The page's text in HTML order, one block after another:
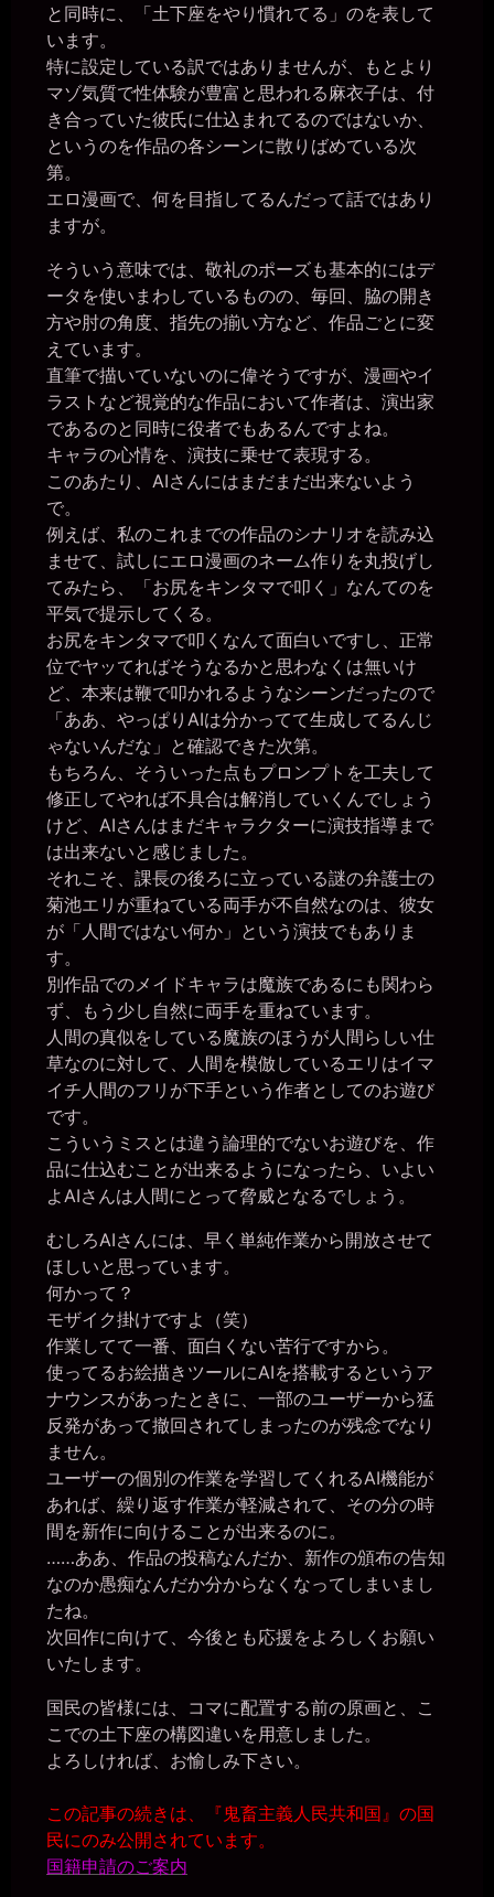
と同時に、「土下座をやり慣れてる」のを表して
います。
特に設定している訳ではありませんが、もとより
マゾ気質で性体験が豊富と思われる麻衣子は、付
き合っていた彼氏に仕込まれてるのではないか、
というのを作品の各シーンに散りばめている次
第。
エロ漫画で、何を目指してるんだって話ではあり
ますが。
そういう意味では、敬礼のポーズも基本的にはデ
ータを使いまわしているものの、毎回、脇の開き
方や肘の角度、指先の揃い方など、作品ごとに変
えています。
直筆で描いていないのに偉そうですが、漫画やイ
ラストなど視覚的な作品において作者は、演出家
であるのと同時に役者でもあるんですよね。
キャラの心情を、演技に乗せて表現する。
このあたり、AIさんにはまだまだ出来ないよう
で。
例えば、私のこれまでの作品のシナリオを読み込
ませて、試しにエロ漫画のネーム作りを丸投げし
てみたら、「お尻をキンタマで叩く」なんてのを
平気で提示してくる。
お尻をキンタマで叩くなんて面白いですし、正常
位でヤッてればそうなるかと思わなくは無いけ
ど、本来は鞭で叩かれるようなシーンだったので
「ああ、やっぱりAIは分かってて生成してるんじ
ゃないんだな」と確認できた次第。
もちろん、そういった点もプロンプトを工夫して
修正してやれば不具合は解消していくんでしょう
けど、AIさんはまだキャラクターに演技指導まで
は出来ないと感じました。
それこそ、課長の後ろに立っている謎の弁護士の
菊池エリが重ねている両手が不自然なのは、彼女
が「人間ではない何か」という演技でもありま
す。
別作品でのメイドキャラは魔族であるにも関わら
ず、もう少し自然に両手を重ねています。
人間の真似をしている魔族のほうが人間らしい仕
草なのに対して、人間を模倣しているエリはイマ
イチ人間のフリが下手という作者としてのお遊び
です。
こういうミスとは違う論理的でないお遊びを、作
品に仕込むことが出来るようになったら、いよい
よAIさんは人間にとって脅威となるでしょう。
むしろAIさんには、早く単純作業から開放させて
ほしいと思っています。
何かって？
モザイク掛けですよ（笑）
作業してて一番、面白くない苦行ですから。
使ってるお絵描きツールにAIを搭載するというア
ナウンスがあったときに、一部のユーザーから猛
反発があって撤回されてしまったのが残念でなり
ません。
ユーザーの個別の作業を学習してくれるAI機能が
あれば、繰り返す作業が軽減されて、その分の時
間を新作に向けることが出来るのに。
……ああ、作品の投稿なんだか、新作の頒布の告知
なのか愚痴なんだか分からなくなってしまいまし
たね。
次回作に向けて、今後とも応援をよろしくお願い
いたします。
国民の皆様には、コマに配置する前の原画と、こ
こでの土下座の構図違いを用意しました。
よろしければ、お愉しみ下さい。
この記事の続きは、『鬼畜主義人民共和国』の国
民にのみ公開されています。
国籍申請のご案内
一枚の銀貨
2026年6月28日 - 22:10
投稿できた！
一枚の銀貨
2026年6月28日 - 22:10
ではでは～(´∀｀*)ﾉｼ ﾊﾞｲﾊﾞｲ
miiki0119
一枚の銀貨様、おやすみなさい。。
miiki0119
2026年7月1日 - 18:35
Dr-D様、こんばんは
miiki0119
2026年7月1日 - 23:23
BZM研究所様、こんばんは
一枚の銀貨
2026年7月7日 - 12:15
こんにちは～(・∀・)
一枚の銀貨
2026年7月7日 - 12:15
いろいろと大変な一週間でした……。
一枚の銀貨
2026年7月7日 - 12:16
14時頃まで作業しています。
一枚の銀貨
2026年7月12日 - 19:28
夕飯前に、少し作業しています。
一枚の銀貨
2026年7月12日 - 20:58
ではでは～(´∀｀*)ﾉｼ
maskside
2026年7月14日 - 19:42
新たに登録しました。 韓国人です. よろしくお願いします
いちのい一枚の銀貨
2026年7月14日 - 19:48
こんばんは～(´∀｀)
いちのい一枚の銀貨
2026年7月14日 - 19:48
21時頃まで作業しています。
いちのい一枚の銀貨
2026年7月14日 - 19:48
blue_skyさん、ようこそ～♪
いちのい一枚の銀貨
2026年7月14日 - 21:15
投稿完了！
きちくくん
2026年7月16日 - 00:18
こんばんは
一枚の銀貨
2026年7月16日 - 11:55
こんにちは～(´∀｀)
一枚の銀貨
2026年7月16日 - 11:55
一枚の銀貨
2026年7月16日 - 14:04
ではでは～(´∀｀*)ﾉｼ
きちくくん
2026年7月17日 - 05:44
女は所詮ただの便器穴。
きちくくん
2026年7月17日 - 18:11
こんばんは
きちくくん
2026年7月18日 - 02:06
きちくないと！！
miiki0119
2026年7月18日 - 20:54
一枚の銀貨様、こんばんは
一枚の銀貨
2026年7月18日 - 20:58
こんばんは、マゾ肉便器美紀(´∀｀)
miiki0119
2026年7月18日 - 20:59
一枚の銀貨
2026年7月18日 - 20:59
会社バレしたり、奴隷堕ちしたり忙しそうだな（笑）
2026年7月18日 - 20:59
うう。。これからどうなっちゃうのか。。
一枚の銀貨
2026年7月18日 - 21:01